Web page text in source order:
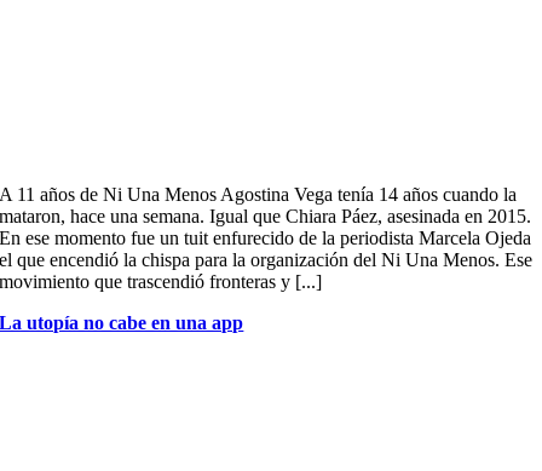
A 11 años de Ni Una Menos Agostina Vega tenía 14 años cuando la
mataron, hace una semana. Igual que Chiara Páez, asesinada en 2015.
En ese momento fue un tuit enfurecido de la periodista Marcela Ojeda
el que encendió la chispa para la organización del Ni Una Menos. Ese
movimiento que trascendió fronteras y [...]
La utopía no cabe en una app